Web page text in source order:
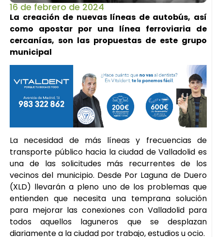
16 de febrero de 2024
La creación de nuevas líneas de autobús, así
como apostar por una línea ferroviaria de
cercanías, son las propuestas de este grupo
municipal
La necesidad de más líneas y frecuencias de
transporte público hacia la ciudad de Valladolid es
una de las solicitudes más recurrentes de los
vecinos del municipio. Desde Por Laguna de Duero
(XLD) llevarán a pleno uno de los problemas que
entienden que necesita una temprana solución
para mejorar las conexiones con Valladolid para
todos aquellos laguneros que se desplazan
diariamente a la ciudad por trabajo, estudios u ocio.